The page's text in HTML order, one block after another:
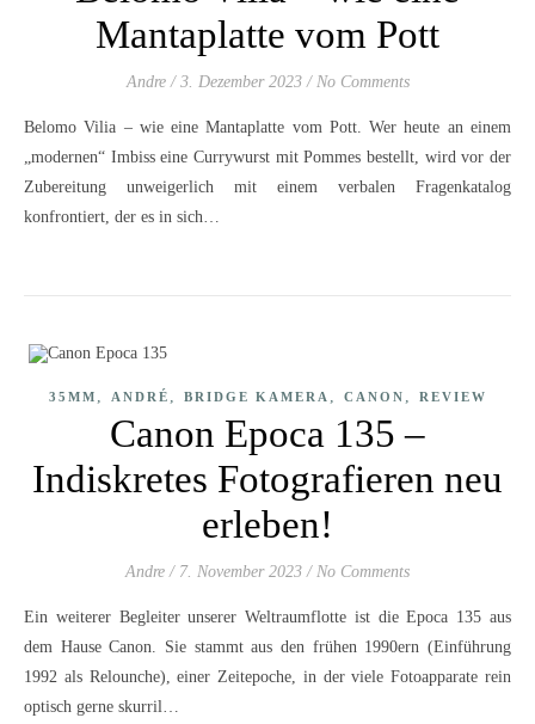
Mantaplatte vom Pott
Andre / 3. Dezember 2023 / No Comments
Belomo Vilia – wie eine Mantaplatte vom Pott. Wer heute an einem
„modernen“ Imbiss eine Currywurst mit Pommes bestellt, wird vor der
Zubereitung unweigerlich mit einem verbalen Fragenkatalog
konfrontiert, der es in sich…
35MM , ANDRÉ , BRIDGE KAMERA , CANON , REVIEW
Canon Epoca 135 –
Indiskretes Fotografieren neu
erleben!
Andre / 7. November 2023 / No Comments
Ein weiterer Begleiter unserer Weltraumflotte ist die Epoca 135 aus
dem Hause Canon. Sie stammt aus den frühen 1990ern (Einführung
1992 als Relounche), einer Zeitepoche, in der viele Fotoapparate rein
optisch gerne skurril…